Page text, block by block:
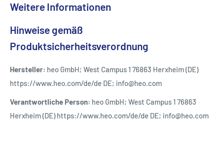
Weitere Informationen
Hinweise gemäß
Produktsicherheitsverordnung
Hersteller: heo GmbH; West Campus 1 76863 Herxheim (DE)
https://www.heo.com/de/de DE; info@heo.com
Verantwortliche Person: heo GmbH; West Campus 1 76863
Herxheim (DE) https://www.heo.com/de/de DE; info@heo.com